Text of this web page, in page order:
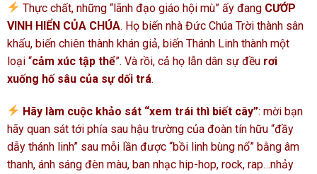
Thực chất, những “lãnh đạo giáo hội mù” ấy đang CƯỚP
VINH HIỂN CỦA CHÚA. Họ biến nhà Đức Chúa Trời thành sân
khấu, biến chiên thành khán giả, biến Thánh Linh thành một
loại “cảm xúc tập thể”. Và rồi, cả họ lẫn dân sự đều rơi
xuống hố sâu của sự dối trá.
Hãy làm cuộc khảo sát “xem trái thì biết cây”: mời bạn
hãy quan sát tới phía sau hậu trường của đoàn tín hữu “đầy
dẫy thánh linh” sau mỗi lần được “bồi linh bùng nổ” bằng âm
thanh, ánh sáng đèn màu, ban nhạc hip-hop, rock, rap…nhảy